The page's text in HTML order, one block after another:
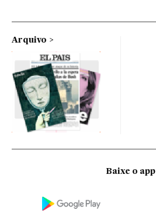
Arquivo
Baixe o app